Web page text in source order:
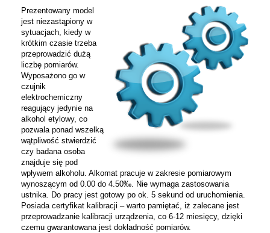
Prezentowany model
jest niezastąpiony w
sytuacjach, kiedy w
krótkim czasie trzeba
przeprowadzić dużą
liczbę pomiarów.
Wyposażono go w
czujnik
elektrochemiczny
reagujący jedynie na
alkohol etylowy, co
pozwala ponad wszelką
wątpliwość stwierdzić
czy badana osoba
znajduje się pod
wpływem alkoholu. Alkomat pracuje w zakresie pomiarowym
wynoszącym od 0.00 do 4.50‰. Nie wymaga zastosowania
ustnika. Do pracy jest gotowy po ok. 5 sekund od uruchomienia.
Posiada certyfikat kalibracji – warto pamiętać, iż zalecane jest
przeprowadzanie kalibracji urządzenia, co 6-12 miesięcy, dzięki
czemu gwarantowana jest dokładność pomiarów.